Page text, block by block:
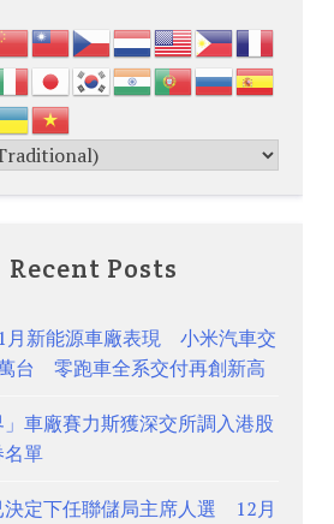
Recent Posts
月新能源車廠表現 小米汽車交
台 零跑車全系交付再創新高
車廠賽力斯獲深交所調入港股
單
決定下任聯儲局主席人選 12月